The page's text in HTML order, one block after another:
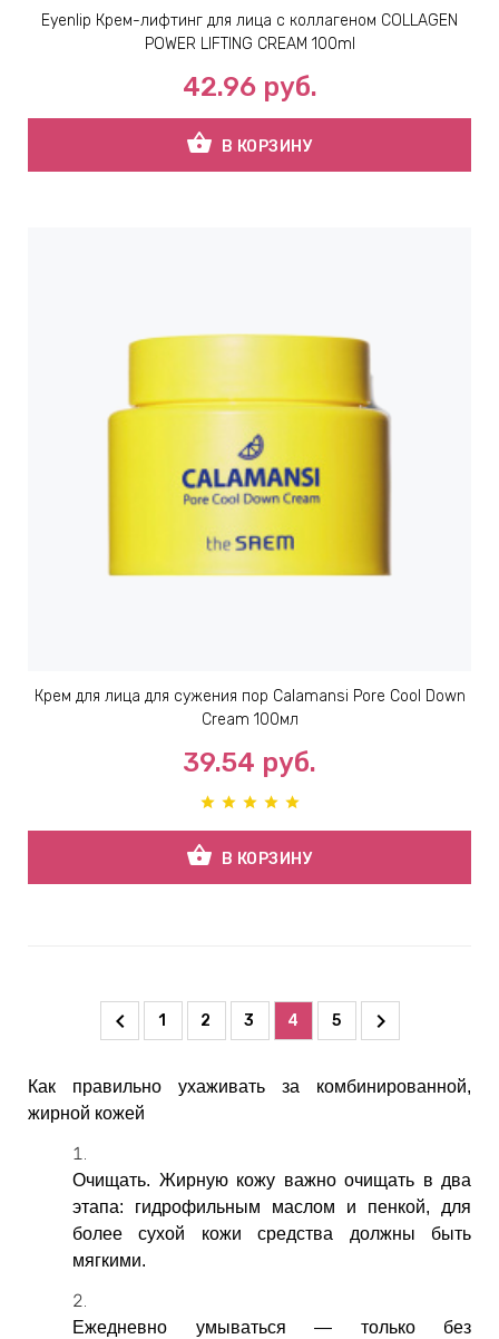
Eyenlip Крем-лифтинг для лица с коллагеном COLLAGEN
POWER LIFTING CREAM 100ml
42.96 руб.
shopping_basket В КОРЗИНУ
Крем для лица для сужения пор Calamansi Pore Cool Down
Cream 100мл
39.54 руб.
shopping_basket В КОРЗИНУ
1 2 3 4 5
Как правильно ухаживать за комбинированной,
жирной кожей
Очищать. Жирную кожу важно очищать в два
этапа: гидрофильным маслом и пенкой, для
более сухой кожи средства должны быть
мягкими.
Ежедневно умываться — только без